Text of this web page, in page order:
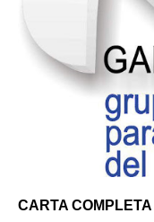
CARTA COMPLETA